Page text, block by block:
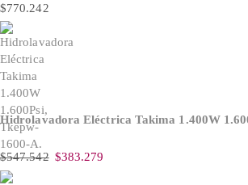
$770.242
Hidrolavadora Eléctrica Takima 1.400W
$547.542 $383.279